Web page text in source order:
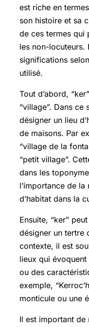
est riche en
son histoire et sa
de ces termes qui
les non-locuteurs.
significations
utilisé.
Tout d’abord,
“village”. Dans
désigner un lieu
de maisons. Par
“village de la
“petit village”.
dans les
l’importance de
d’habitat dans la
Ensuite, “ker”
désigner un tertre
contexte, il est
lieux qui
ou des
exemple,
monticule ou une
Il est important de